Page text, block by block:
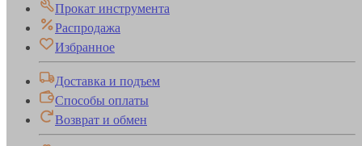
Прокат инструмента
Распродажа
Избранное
Доставка и подъем
Способы оплаты
Возврат и обмен